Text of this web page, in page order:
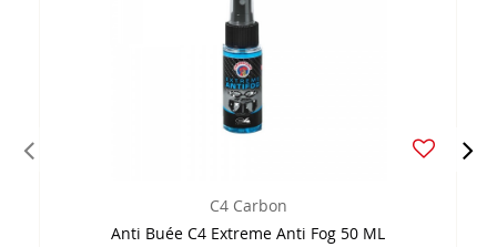
C4 Carbon
Anti Buée C4 Extreme Anti Fog 50 ML